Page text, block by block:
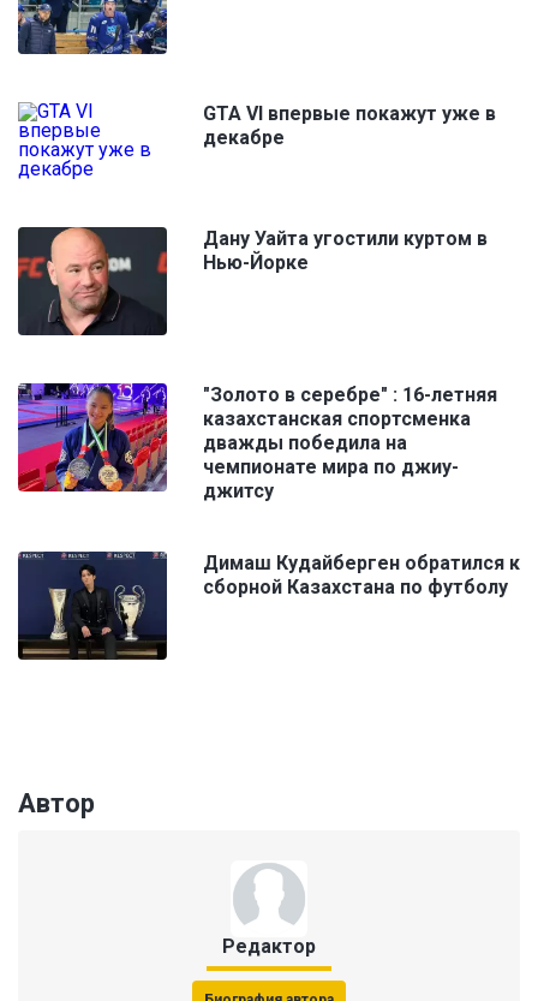
GTA VI впервые покажут уже в
декабре
Дану Уайта угостили куртом в
Нью-Йорке
"Золото в серебре" : 16-летняя
казахстанская спортсменка
дважды победила на
чемпионате мира по джиу-
джитсу
Димаш Кудайберген обратился к
сборной Казахстана по футболу
Автор
Редактор